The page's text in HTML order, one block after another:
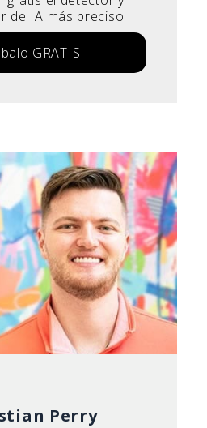
de IA más preciso.
GRATIS
Perry